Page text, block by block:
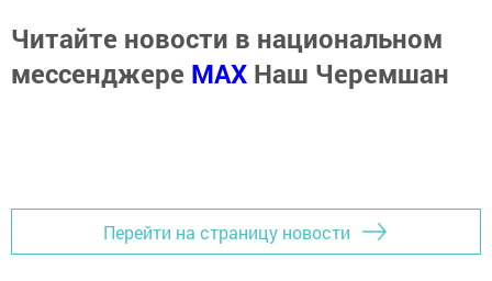
Читайте новости в национальном
мессенджере MАХ Наш Черемшан
Перейти на страницу новости